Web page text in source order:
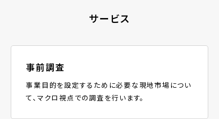
サービス
事前調査
事業目的を設定するために必要な現地市場につい
て、マクロ視点での調査を行います。